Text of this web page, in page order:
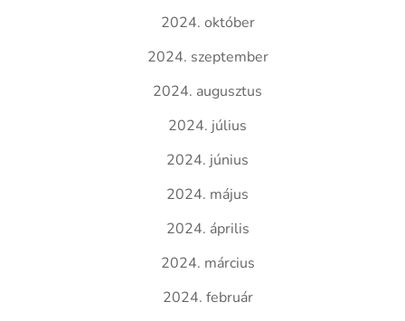
2024. október
2024. szeptember
2024. augusztus
2024. július
2024. június
2024. május
2024. április
2024. március
2024. február